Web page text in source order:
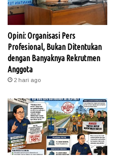
Opini: Organisasi Pers
Profesional, Bukan Ditentukan
dengan Banyaknya Rekrutmen
Anggota
2 hari ago